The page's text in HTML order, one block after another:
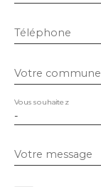
Téléphone
Votre commune
-
Vous souhaitez
Votre message